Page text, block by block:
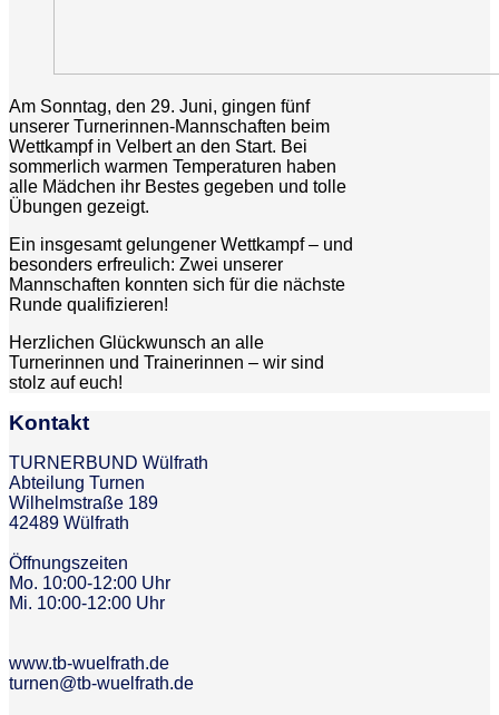
Am Sonntag, den 29. Juni, gingen fünf
unserer Turnerinnen-Mannschaften beim
Wettkampf in Velbert an den Start. Bei
sommerlich warmen Temperaturen haben
alle Mädchen ihr Bestes gegeben und tolle
Übungen gezeigt.
Ein insgesamt gelungener Wettkampf – und
besonders erfreulich: Zwei unserer
Mannschaften konnten sich für die nächste
Runde qualifizieren!
Herzlichen Glückwunsch an alle
Turnerinnen und Trainerinnen – wir sind
stolz auf euch!
Kontakt
TURNERBUND Wülfrath
Abteilung Turnen
Wilhelmstraße 189
42489 Wülfrath
Öffnungszeiten
Mo. 10:00-12:00 Uhr
Mi. 10:00-12:00 Uhr
www.tb-wuelfrath.de
turnen@tb-wuelfrath.de